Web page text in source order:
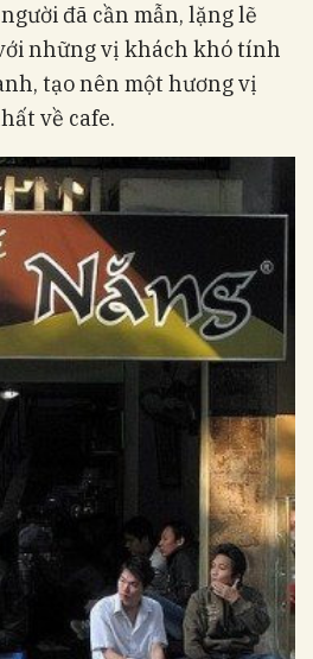
đã cần mẫn, lặng lẽ
những vị khách khó tính
tạo nên một hương vị
về cafe.